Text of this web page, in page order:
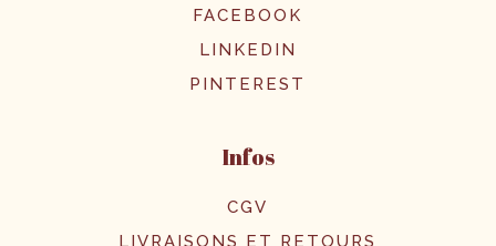
FACEBOOK
LINKEDIN
PINTEREST
Infos
CGV
LIVRAISONS ET RETOURS